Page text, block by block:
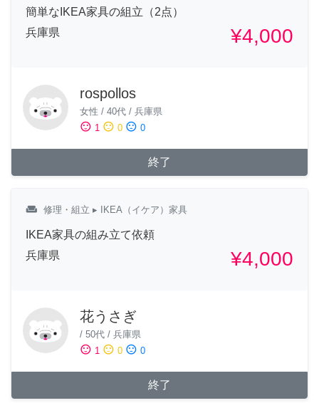
簡単なIKEA家具の組立（2点）
兵庫県
¥4,000
rospollos
女性 / 40代 / 兵庫県
sentiment_satisfied 1 sentiment_neutral 0 sentiment_dissatisfied 0
終了
weekend 修理・組立 ▸ IKEA（イケア）家具
IKEA家具の組み立て依頼
兵庫県
¥4,000
花うさぎ
/ 50代 / 兵庫県
sentiment_satisfied 1 sentiment_neutral 0 sentiment_dissatisfied 0
終了